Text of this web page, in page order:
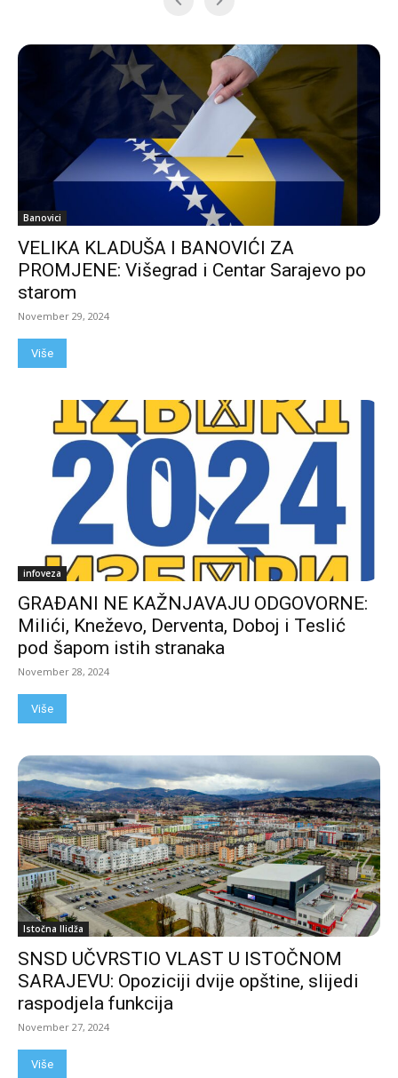
Banovici
VELIKA KLADUŠA I BANOVIĆI ZA
PROMJENE: Višegrad i Centar Sarajevo po
starom
November 29, 2024
Više
infoveza
GRAĐANI NE KAŽNJAVAJU ODGOVORNE:
Milići, Kneževo, Derventa, Doboj i Teslić
pod šapom istih stranaka
November 28, 2024
Više
Istočna Ilidža
SNSD UČVRSTIO VLAST U ISTOČNOM
SARAJEVU: Opoziciji dvije opštine, slijedi
raspodjela funkcija
November 27, 2024
Više